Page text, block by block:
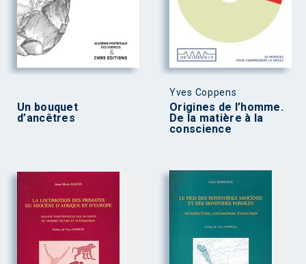
Un bouquet
d’ancêtres
Yves Coppens
Origines de l’homme.
De la matière à la
conscience